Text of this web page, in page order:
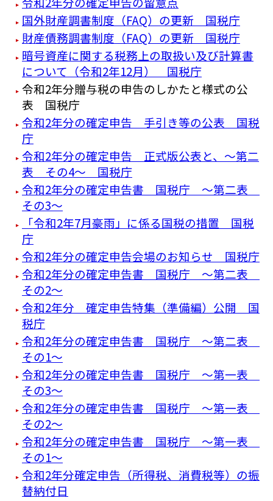
国外財産調書制度（FAQ）の更新 国税庁
財産債務調書制度（FAQ）の更新 国税庁
暗号資産に関する税務上の取扱い及び計算書
について（令和2年12月） 国税庁
令和2年分贈与税の申告のしかたと様式の公
表 国税庁
令和2年分の確定申告 手引き等の公表 国税
庁
令和2年分の確定申告 正式版公表と、～第二
表 その4～ 国税庁
令和2年分の確定申告書 国税庁 ～第二表
その3～
「令和2年7月豪雨」に係る国税の措置 国税
庁
令和2年分の確定申告会場のお知らせ 国税庁
令和2年分の確定申告書 国税庁 ～第二表
その2～
令和2年分 確定申告特集（準備編）公開 国
税庁
令和2年分の確定申告書 国税庁 ～第二表
その1～
令和2年分の確定申告書 国税庁 ～第一表
その3～
令和2年分の確定申告書 国税庁 ～第一表
その2～
令和2年分の確定申告書 国税庁 ～第一表
その1～
令和2年分確定申告（所得税、消費税等）の振
替納付日